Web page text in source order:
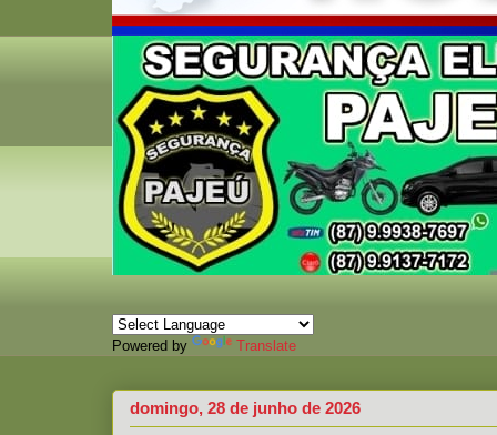
Powered by Translate
domingo, 28 de junho de 2026